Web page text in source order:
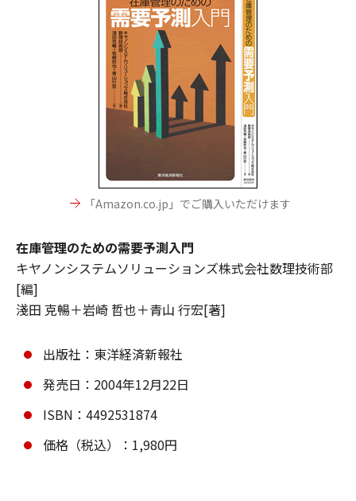
「Amazon.co.jp」でご購入いただけます
在庫管理のための需要予測入門
キヤノンシステムソリューションズ株式会社数理技術部
[編]
淺田 克暢＋岩崎 哲也＋青山 行宏[著]
出版社：東洋経済新報社
発売日：2004年12月22日
ISBN：4492531874
価格（税込）：1,980円